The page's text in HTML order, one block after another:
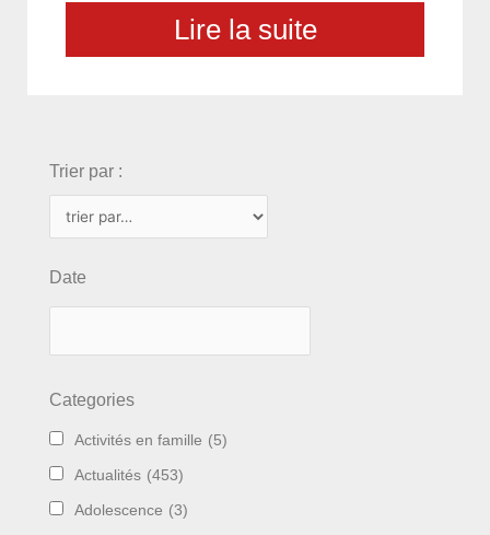
Lire la suite
Trier par :
Date
Categories
Activités en famille (5)
Actualités (453)
Adolescence (3)